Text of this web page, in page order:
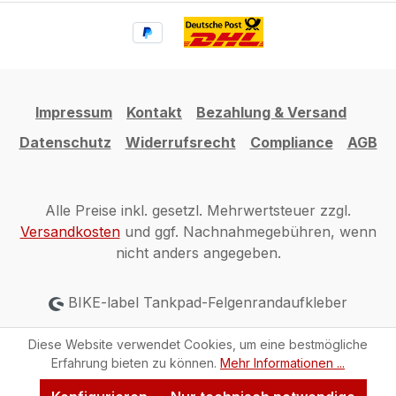
Impressum Kontakt
Bezahlung & Versand
Datenschutz
Widerrufsrecht Compliance AGB
Alle Preise inkl. gesetzl. Mehrwertsteuer zzgl.
Versandkostenund ggf. Nachnahmegebühren, wenn
nicht anders angegeben.
BIKE-label Tankpad-Felgenrandaufkleber
Diese Website verwendet Cookies, um eine bestmögliche
Erfahrung bieten zu können. Mehr Informationen ...